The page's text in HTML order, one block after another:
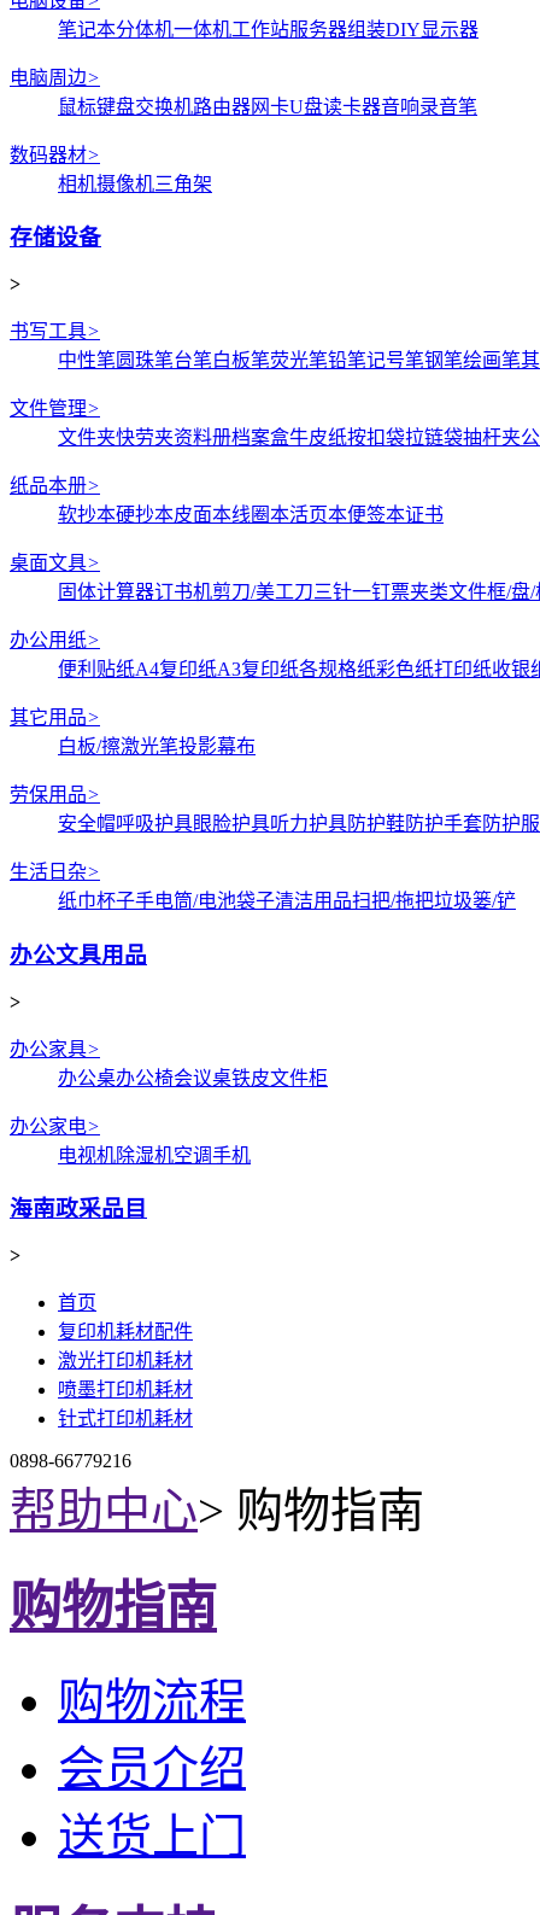
笔记本分体机一体机工作站服务器组装DIY显示器
电脑周边>
鼠标键盘交换机路由器网卡U盘读卡器音响录音笔
数码器材>
相机摄像机三角架
存储设备
>
书写工具>
中性笔 圆珠笔台笔白板笔荧光笔铅笔记号笔钢笔绘画笔
文件管理>
文件夹快劳夹资料册档案盒牛皮纸按扣袋拉链袋抽杆夹
纸品本册>
软抄本硬抄本皮面本线圈本活页本便签本证书
桌面文具>
固体计算器订书机剪刀/美工刀三针一钉票夹类文件框/盘/
办公用纸>
便利贴纸A4复印纸A3复印纸各规格纸彩色纸打印纸收银
其它用品>
白板/擦激光笔投影幕布
劳保用品>
安全帽呼吸护具眼脸护具听力护具防护鞋防护手套防护服
生活日杂>
纸巾杯子手电筒/电池袋子清洁用品扫把/拖把垃圾篓/铲
办公文具用品
>
办公家具>
办公桌办公椅会议桌铁皮文件柜
办公家电>
电视机除湿机空调手机
海南政采品目
>
首页
复印机耗材配件
激光打印机耗材
喷墨打印机耗材
针式打印机耗材
0898-66779216
帮助中心> 购物指南
购物指南
购物流程
会员介绍
送货上门